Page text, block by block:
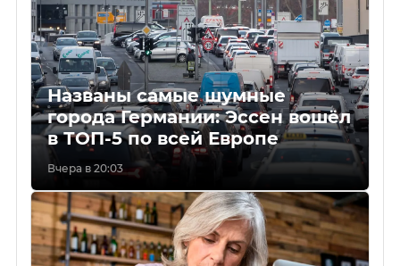
Названы самые шумные
города Германии: Эссен вошёл
в ТОП-5 по всей Европе
Вчера в 20:03